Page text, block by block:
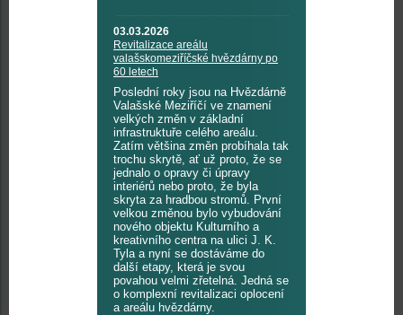
03.03.2026
Revitalizace areálu
valašskomeziříčské hvězdárny po
60 letech
Poslední roky jsou na Hvězdárně
Valašské Meziříčí ve znamení
velkých změn v základní
infrastruktuře celého areálu.
Zatím většina změn probíhala tak
trochu skrytě, ať už proto, že se
jednalo o opravy či úpravy
interiérů nebo proto, že byla
skryta za hradbou stromů. První
velkou změnou bylo vybudování
nového objektu Kulturního a
kreativního centra na ulici J. K.
Tyla a nyní se dostáváme do
další etapy, která je svou
povahou velmi zřetelná. Jedná se
o komplexní revitalizaci oplocení
a areálu hvězdárny.